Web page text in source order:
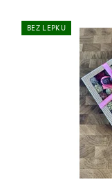
BEZ LEPKU